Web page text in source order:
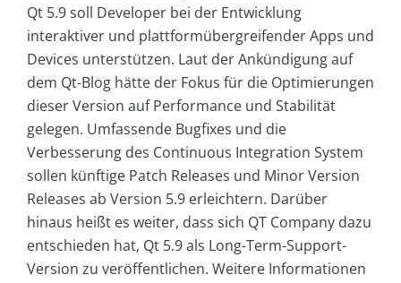
Qt 5.9 soll Developer bei der Entwicklung
interaktiver und plattformübergreifender Apps und
Devices unterstützen. Laut der Ankündigung auf
dem Qt-Blog hätte der Fokus für die Optimierungen
dieser Version auf Performance und Stabilität
gelegen. Umfassende Bugfixes und die
Verbesserung des Continuous Integration System
sollen künftige Patch Releases und Minor Version
Releases ab Version 5.9 erleichtern. Darüber
hinaus heißt es weiter, dass sich QT Company dazu
entschieden hat, Qt 5.9 als Long-Term-Support-
Version zu veröffentlichen. Weitere Informationen